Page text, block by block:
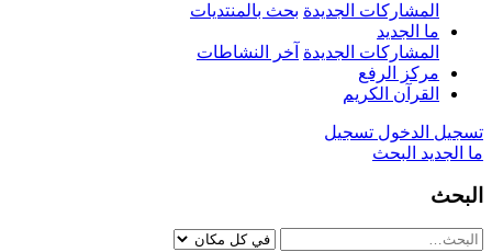
المشاركات الجديدة بحث بالمنتديات
ما الجديد
المشاركات الجديدة آخر النشاطات
مركز الرفع
القرآن الكريم
تسجيل الدخول تسجيل
ما الجديد البحث
البحث